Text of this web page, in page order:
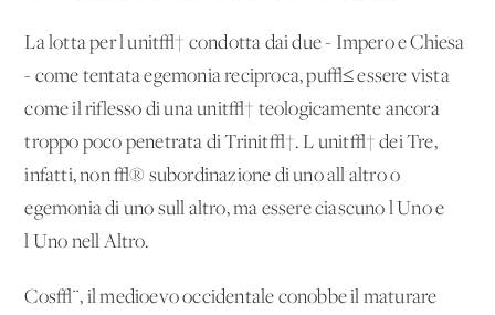
La lotta per l'unit√† condotta dai due - Impero e Chiesa
- come tentata egemonia reciproca, pu√≤ essere vista
come il riflesso di una unit√† teologicamente ancora
troppo poco penetrata di Trinit√†. L'unit√† dei Tre,
infatti, non √® subordinazione di uno all'altro o
egemonia di uno sull'altro, ma essere ciascuno l'Uno e
l'Uno nell'Altro.
Cos√¨, il medioevo occidentale conobbe il maturare